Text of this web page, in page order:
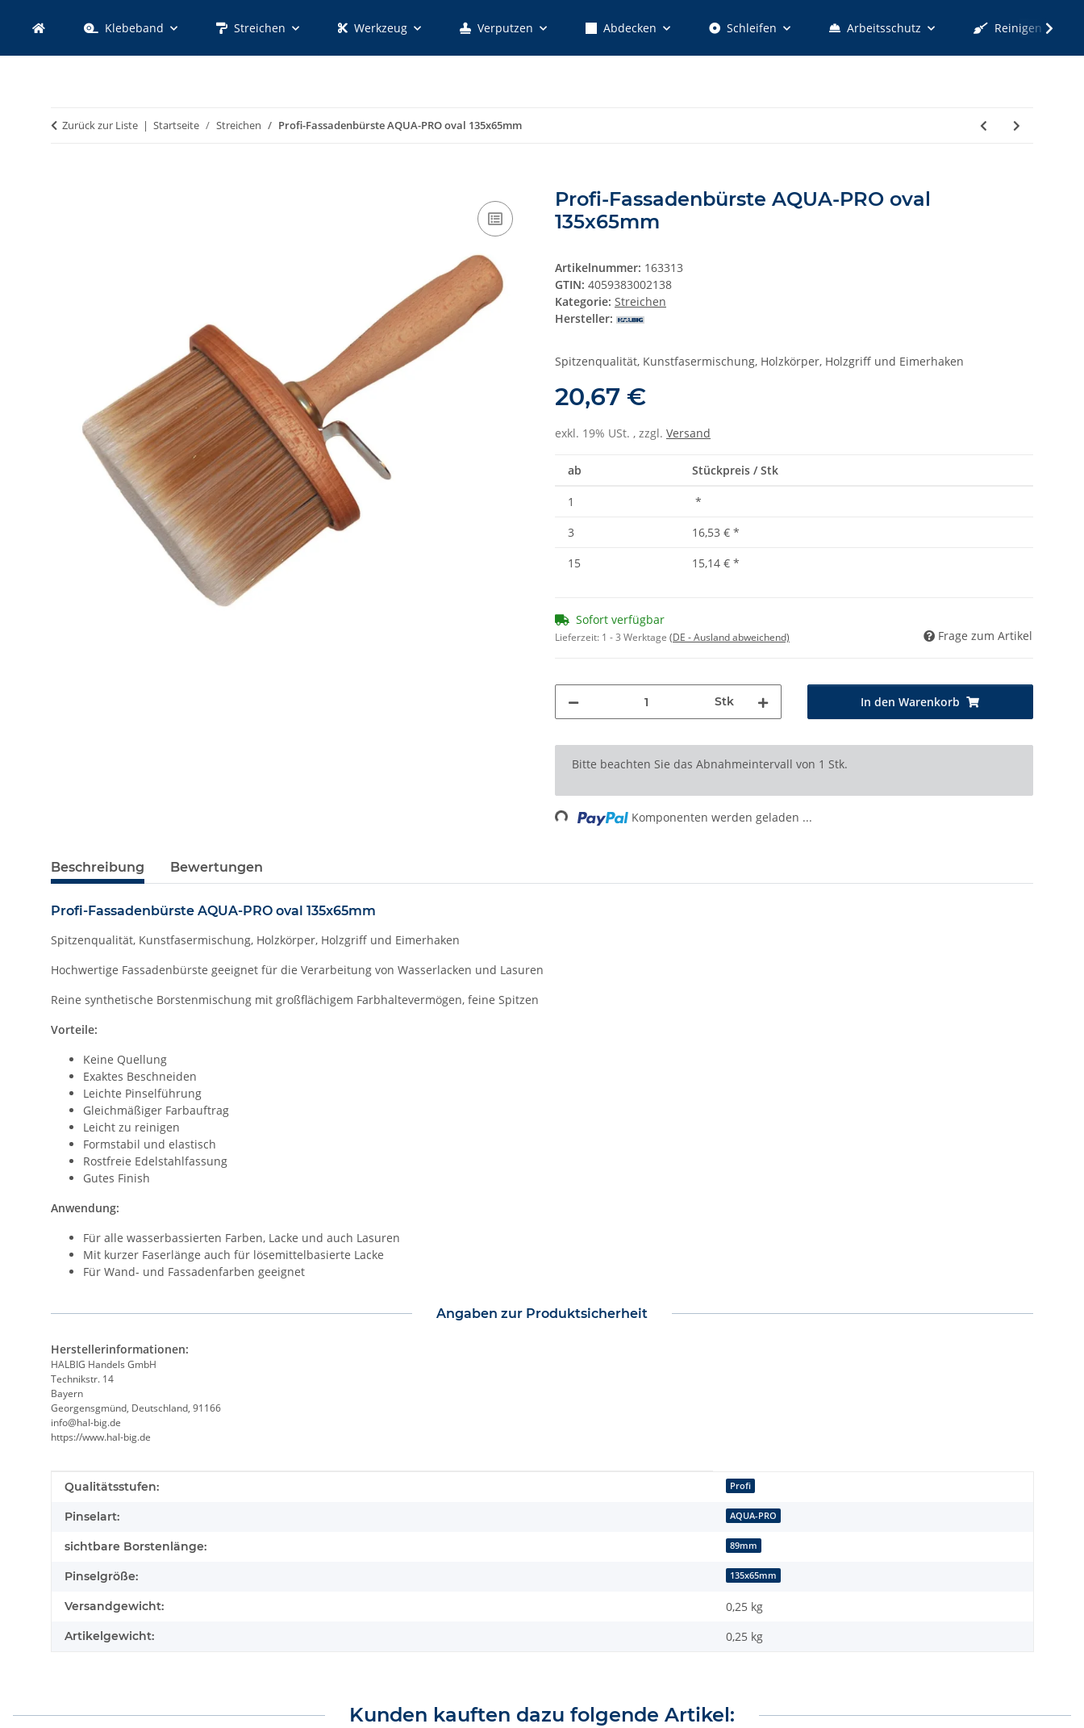
Klebeband Streichen Werkzeug Verputzen Abdecken Schleifen Arbeitsschutz Reinigen
Zurück zur Liste Startseite Streichen Profi-Fassadenbürste AQUA-PRO oval 135x65mm
Profi-Fassadenbürste AQUA-PRO oval
135x65mm
Artikelnummer: 163313
GTIN: 4059383002138
Kategorie: Streichen
Hersteller:
Spitzenqualität, Kunstfasermischung, Holzkörper, Holzgriff und Eimerhaken
20,67 €
exkl. 19% USt. , zzgl. Versand
ab Stückpreis / Stk
1
*
3
16,53 € *
15
15,14 € *
Sofort verfügbar
Lieferzeit: 1 - 3 Werktage (DE - Ausland abweichend) Frage zum Artikel
Stk In den Warenkorb
x
Bitte beachten Sie das Abnahmeintervall von 1 Stk.
Loading... Komponenten werden geladen ...
Beschreibung Bewertungen
Profi-Fassadenbürste AQUA-PRO oval 135x65mm
Spitzenqualität, Kunstfasermischung, Holzkörper, Holzgriff und Eimerhaken
Hochwertige Fassadenbürste geeignet für die Verarbeitung von Wasserlacken und Lasuren
Reine synthetische Borstenmischung mit großflächigem Farbhaltevermögen, feine Spitzen
Vorteile:
Keine Quellung
Exaktes Beschneiden
Leichte Pinselführung
Gleichmäßiger Farbauftrag
Leicht zu reinigen
Formstabil und elastisch
Rostfreie Edelstahlfassung
Gutes Finish
Anwendung:
Für alle wasserbassierten Farben, Lacke und auch Lasuren
Mit kurzer Faserlänge auch für lösemittelbasierte Lacke
Für Wand- und Fassadenfarben geeignet
Angaben zur Produktsicherheit
Herstellerinformationen:
HALBIG Handels GmbH
Technikstr. 14
Bayern
Georgensgmünd, Deutschland, 91166
info@hal-big.de
https://www.hal-big.de
Produkteigenschaft
Wert
Qualitätsstufen: Profi
Pinselart: AQUA-PRO
sichtbare Borstenlänge: 89mm
Pinselgröße: 135x65mm
Versandgewicht: 0,25 kg
Artikelgewicht: 0,25 kg
Kunden kauften dazu folgende Artikel: